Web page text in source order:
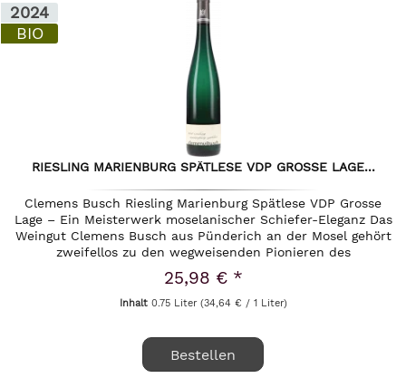
2024
BIO
RIESLING MARIENBURG SPÄTLESE VDP GROSSE LAGE...
Clemens Busch Riesling Marienburg Spätlese VDP Grosse
Lage – Ein Meisterwerk moselanischer Schiefer-Eleganz Das
Weingut Clemens Busch aus Pünderich an der Mosel gehört
zweifellos zu den wegweisenden Pionieren des
biodynamischen Weinbaus...
25,98 € *
Inhalt 0.75 Liter (34,64 € / 1 Liter)
Bestellen